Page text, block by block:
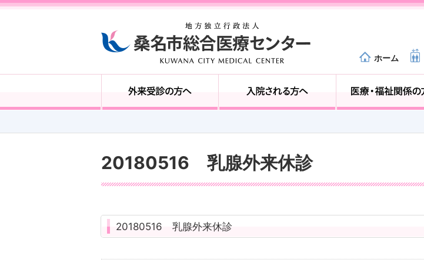
ホーム
20180516 乳腺外来休診
20180516 乳腺外来休診